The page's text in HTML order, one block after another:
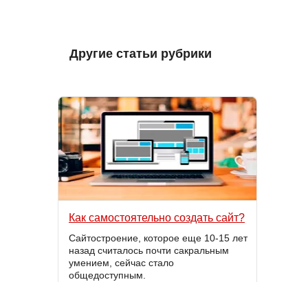
Другие статьи рубрики
Как самостоятельно создать сайт?
Сайтостроение, которое еще 10-15 лет
назад считалось почти сакральным
умением, сейчас стало
общедоступным.